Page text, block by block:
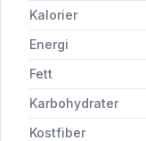
Kalorier
Energi
Fett
Karbohydrater
Kostfiber